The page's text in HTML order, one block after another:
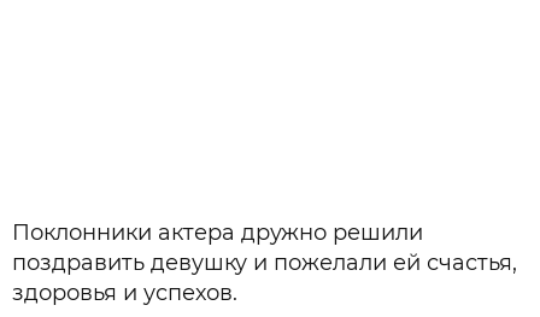
Поклонники актера дружно решили
поздравить девушку и пожелали ей счастья,
здоровья и успехов.